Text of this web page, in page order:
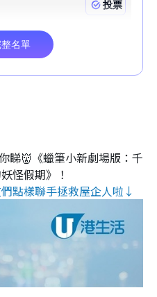
睇👹《蠟筆小新劇場版：千
怪假期》！
點樣聯手拯救屋企人啦↓